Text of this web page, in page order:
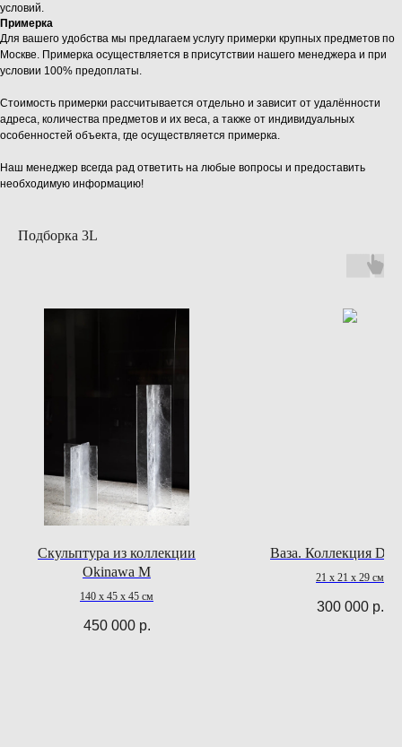
условий.
Примерка
Для вашего удобства мы предлагаем услугу примерки крупных предметов по
Москве. Примерка осуществляется в присутствии нашего менеджера и при
условии 100% предоплаты.
Стоимость примерки рассчитывается отдельно и зависит от удалённости
адреса, количества предметов и их веса, а также от индивидуальных
особенностей объекта, где осуществляется примерка.
Наш менеджер всегда рад ответить на любые вопросы и предоставить
необходимую информацию!
Подборка 3L
Скульптура из коллекции
Okinawa M
140 x 45 x 45 см
450 000 р.
Ваза. Коллекция
21 х 21 х 29 см
300 000 р.